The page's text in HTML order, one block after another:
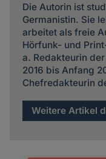
Die Autorin ist
Germanistin. Sie
arbeitet als freie
Hörfunk- und
a. Redakteurin der
2016 bis Anfang
Chefredakteurin
Weitere Artikel